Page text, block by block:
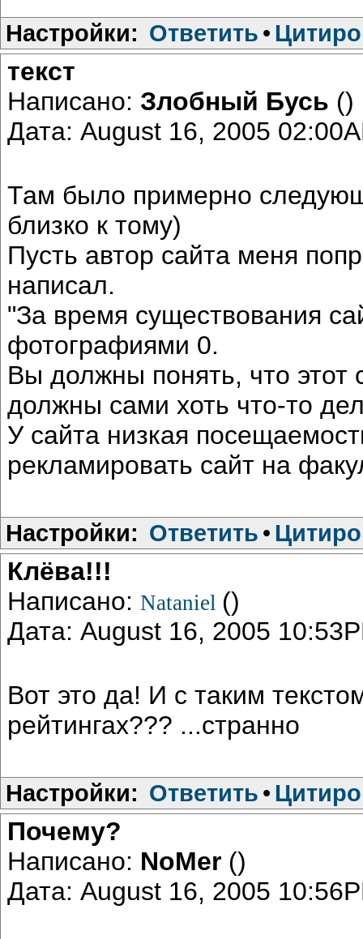
Настройки: Ответить •
текст
Написано: Злобный Бусь ()
Дата: August 16, 2005
Там было примерно
близко к тому)
Пусть автор сайта меня
написал.
"За время существования
фотографиями 0.
Вы должны понять, что
должны сами хоть что-то
У сайта низкая
рекламировать сайт на
Настройки: Ответить •
Клёва!!!
Написано: Nataniel ()
Дата: August 16, 2005
Вот это да! И с таким
рейтингах??? ...странно
Настройки: Ответить •
Почему?
Написано: NoMer ()
Дата: August 16, 2005